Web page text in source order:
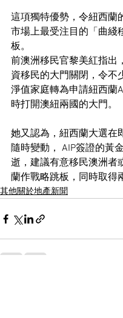
這項獨特優勢，令紐西蘭
市場上最受注目的「曲綫
板。
前澳洲移民官黎美紅指出
資移民的大門關閉，令不
淨值家庭轉為申請紐西蘭
時打開澳紐兩國的大門。
她又認為，紐西蘭大選在
隨時變動， AIP簽證的黃
逝，建議有意移民澳洲者
蘭作戰略跳板，同時取得
其他關於地產新聞